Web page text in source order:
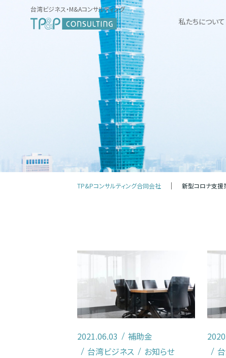
台湾ビジネス・M&Aコンサルティング
私たちについて
TP&Pコンサルティング合同会社 新型コロナ支援
2021.06.03
補助金
台湾ビジネス
お知らせ